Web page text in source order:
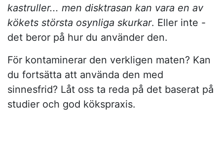
kastruller... men disktrasan kan vara en av
kökets största osynliga skurkar. Eller inte -
det beror på hur du använder den.
För kontaminerar den verkligen maten? Kan
du fortsätta att använda den med
sinnesfrid? Låt oss ta reda på det baserat på
studier och god kökspraxis.